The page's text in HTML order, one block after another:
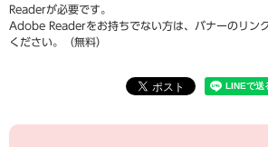
Readerが必要です。
Adobe Readerをお持ちでない方は、バナーのリン
ください。（無料）